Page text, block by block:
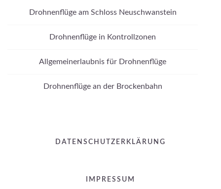
Drohnenflüge am Schloss Neuschwanstein
Drohnenflüge in Kontrollzonen
Allgemeinerlaubnis für Drohnenflüge
Drohnenflüge an der Brockenbahn
DATENSCHUTZERKLÄRUNG
IMPRESSUM